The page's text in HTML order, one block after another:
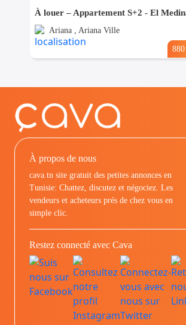
Ariana , Ariana Ville
À propos de nous
cava.tn site gratuit des petites annonces en
Tunisie: Chattez, discutez et négociez. Les
vendeurs et acheteurs prés de chez vous en
simple clic.
Restez connecté avec Cava